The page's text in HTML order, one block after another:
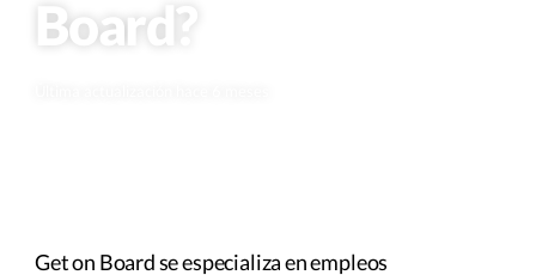
Board?
Get on Board se especializa en empleos